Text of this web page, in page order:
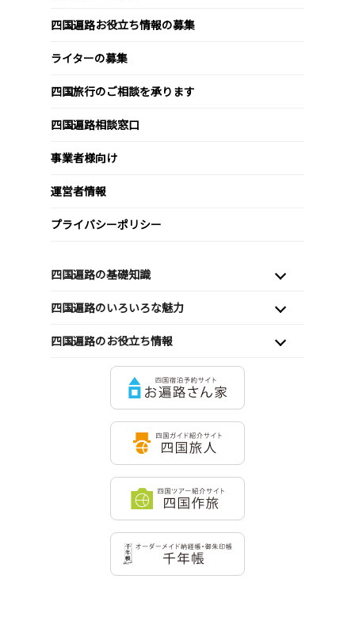
四国遍路お役立ち情報の募集
ライターの募集
四国旅行のご相談を承ります
四国遍路相談窓口
事業者様向け
運営者情報
プライバシーポリシー
四国遍路の基礎知識
四国遍路のいろいろな魅力
四国遍路のお役立ち情報